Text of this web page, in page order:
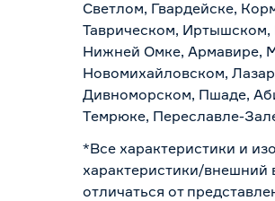
Светлом, Гвардейске,
Таврическом, Иртышском,
Нижней Омке, Армавире,
Новомихайловском,
Дивноморском, Пшаде,
Темрюке, Переславле-
*Все характеристики и
характеристики/внешний
отличаться от